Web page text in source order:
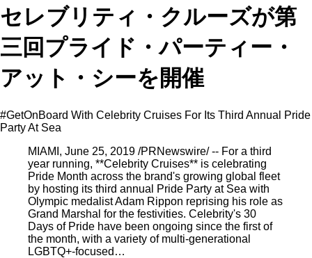
セレブリティ・クルーズが第
三回プライド・パーティー・
アット・シーを開催
#GetOnBoard With Celebrity Cruises For Its Third Annual Pride
Party At Sea
MIAMI, June 25, 2019 /PRNewswire/ -- For a third
year running, **Celebrity Cruises** is celebrating
Pride Month across the brand's growing global fleet
by hosting its third annual Pride Party at Sea with
Olympic medalist Adam Rippon reprising his role as
Grand Marshal for the festivities. Celebrity's 30
Days of Pride have been ongoing since the first of
the month, with a variety of multi-generational
LGBTQ+-focused…